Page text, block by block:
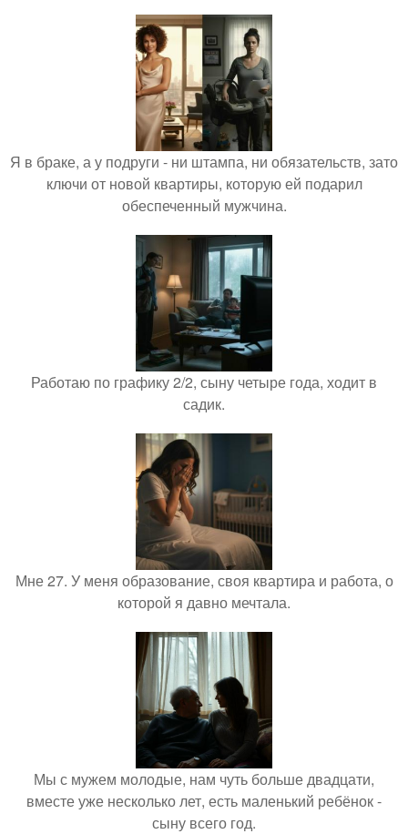
Я в браке, а у подруги - ни штампа, ни обязательств, зато
ключи от новой квартиры, которую ей подарил
обеспеченный мужчина.
Работаю по графику 2/2, сыну четыре года, ходит в
садик.
Мне 27. У меня образование, своя квартира и работа, о
которой я давно мечтала.
Мы с мужем молодые, нам чуть больше двадцати,
вместе уже несколько лет, есть маленький ребёнок -
сыну всего год.